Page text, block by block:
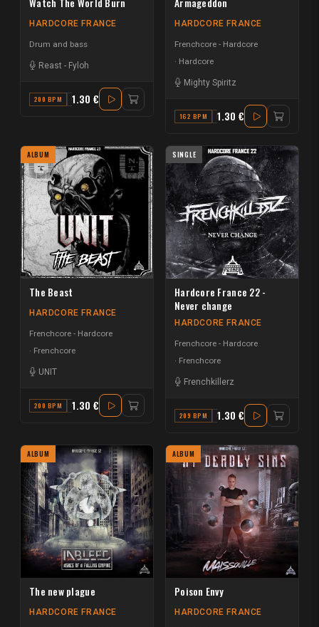
HARDCORE FRANCE
Drum and bass
Reast - Fyloh
200 BPM C1.30 €
HARDCORE FRANCE
Frenchcore - Hardcore
Hardcore
Mighty Spiritz
162 BPM F MINOR
1.30 €
ALBUM
The Beast
HARDCORE FRANCE
Frenchcore - Hardcore
Frenchcore
UNIT
200 BPM G MAJOR
1.30 €
SINGLE
Hardcore France 22 -
Never change
HARDCORE FRANCE
Frenchcore - Hardcore
Frenchcore
Frenchkillerz
209 BPM G# MINOR
1.30 €
ALBUM
The new plague
HARDCORE FRANCE
ALBUM
Poison Envy
HARDCORE FRANCE